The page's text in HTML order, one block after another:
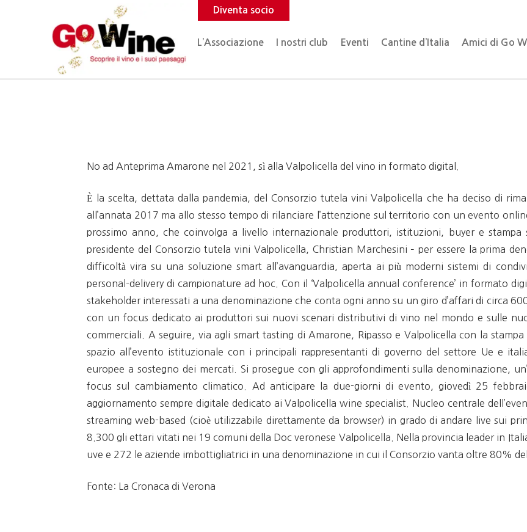
Diventa socio
L’Associazione I nostri club Eventi Cantine d’Italia Amici di Go
No ad Anteprima Amarone nel 2021, sì alla Valpolicella del vino in formato digital.
È la scelta, dettata dalla pandemia, del Consorzio tutela vini Valpolicella che ha deciso di
all’annata 2017 ma allo stesso tempo di rilanciare l’attenzione sul territorio con un evento
prossimo anno, che coinvolga a livello internazionale produttori, istituzioni, buyer e stampa
presidente del Consorzio tutela vini Valpolicella, Christian Marchesini – per essere la prima
difficoltà vira su una soluzione smart all’avanguardia, aperta ai più moderni sistemi di
personal-delivery di campionature ad hoc. Con il ‘Valpolicella annual conference’ in formato
stakeholder interessati a una denominazione che conta ogni anno su un giro d’affari di circa
con un focus dedicato ai produttori sui nuovi scenari distributivi di vino nel mondo e sulle
commerciali. A seguire, via agli smart tasting di Amarone, Ripasso e Valpolicella con la
spazio all’evento istituzionale con i principali rappresentanti di governo del settore Ue e
europee a sostegno dei mercati. Si prosegue con gli approfondimenti sulla denominazione,
focus sul cambiamento climatico. Ad anticipare la due-giorni di evento, giovedì 25
aggiornamento sempre digitale dedicato ai Valpolicella wine specialist. Nucleo centrale
streaming web-based (cioè utilizzabile direttamente da browser) in grado di andare live sui
8.300 gli ettari vitati nei 19 comuni della Doc veronese Valpolicella. Nella provincia leader in
uve e 272 le aziende imbottigliatrici in una denominazione in cui il Consorzio vanta oltre 80%
Fonte: La Cronaca di Verona